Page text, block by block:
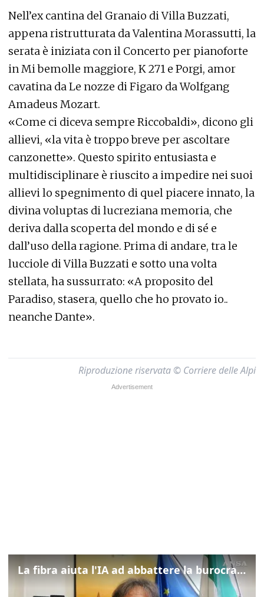
Nell’ex cantina del Granaio di Villa Buzzati,
appena ristrutturata da Valentina Morassutti, la
serata è iniziata con il Concerto per pianoforte
in Mi bemolle maggiore, K 271 e Porgi, amor
cavatina da Le nozze di Figaro da Wolfgang
Amadeus Mozart.
«Come ci diceva sempre Riccobaldi», dicono gli
allievi, «la vita è troppo breve per ascoltare
canzonette». Questo spirito entusiasta e
multidisciplinare è riuscito a impedire nei suoi
allievi lo spegnimento di quel piacere innato, la
divina voluptas di lucreziana memoria, che
deriva dalla scoperta del mondo e di sé e
dall’uso della ragione. Prima di andare, tra le
lucciole di Villa Buzzati e sotto una volta
stellata, ha sussurrato: «A proposito del
Paradiso, stasera, quello che ho provato io..
neanche Dante».
Riproduzione riservata © Corriere delle Alpi
La fibra aiuta l'IA ad abbattere la burocrazia, progetto pilota in Veneto